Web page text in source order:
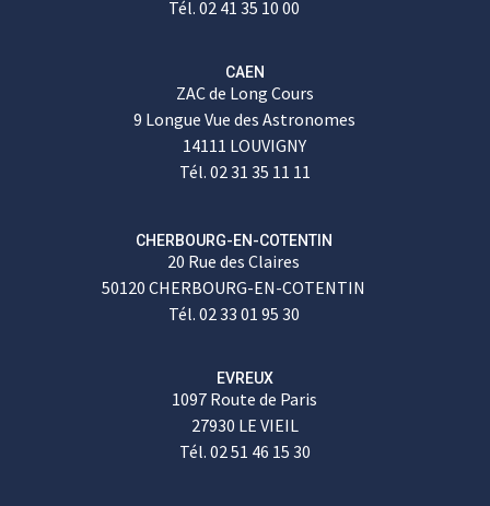
Tél. 02 41 35 10 00
CAEN
ZAC de Long Cours
9 Longue Vue des Astronomes
14111 LOUVIGNY
Tél. 02 31 35 11 11
CHERBOURG-EN-COTENTIN
20 Rue des Claires
50120 CHERBOURG-EN-COTENTIN
Tél. 02 33 01 95 30
EVREUX
1097 Route de Paris
27930 LE VIEIL
Tél. 02 51 46 15 30